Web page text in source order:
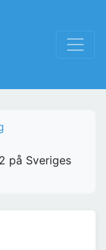
på Sveriges